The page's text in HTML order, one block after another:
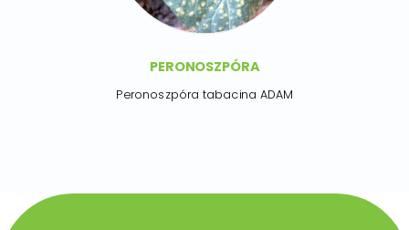
PERONOSZPÓRA
Peronoszpóra tabacina ADAM